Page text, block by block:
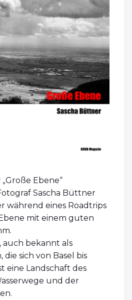
Ebene“
Sascha Büttner
während eines Roadtrips
mit einem guten
auch bekannt als
sich von Basel bis
eine Landschaft des
und der